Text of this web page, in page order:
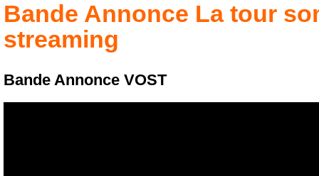
Bande Annonce La tour
streaming
Bande Annonce VOST